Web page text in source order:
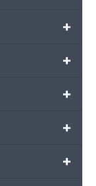
+
+
+
+
+